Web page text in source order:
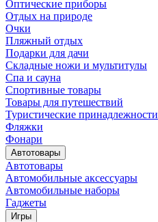
Оптические приборы
Отдых на природе
Очки
Пляжный отдых
Подарки для дачи
Складные ножи и мультитулы
Спа и сауна
Спортивные товары
Товары для путешествий
Туристические принадлежности
Фляжки
Фонари
Автотовары
Автотовары
Автомобильные аксессуары
Автомобильные наборы
Гаджеты
Игры